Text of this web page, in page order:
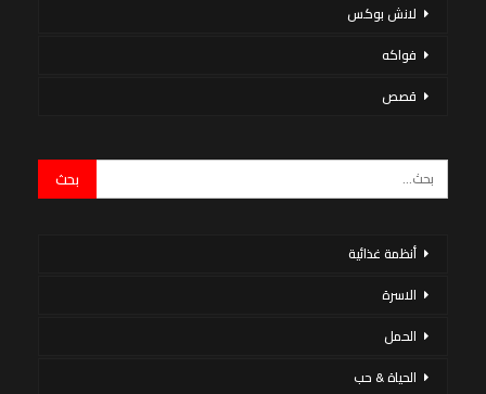
لانش بوكس
فواكه
قصص
أنظمة غذائية
الاسرة
الحمل
الحياة & حب